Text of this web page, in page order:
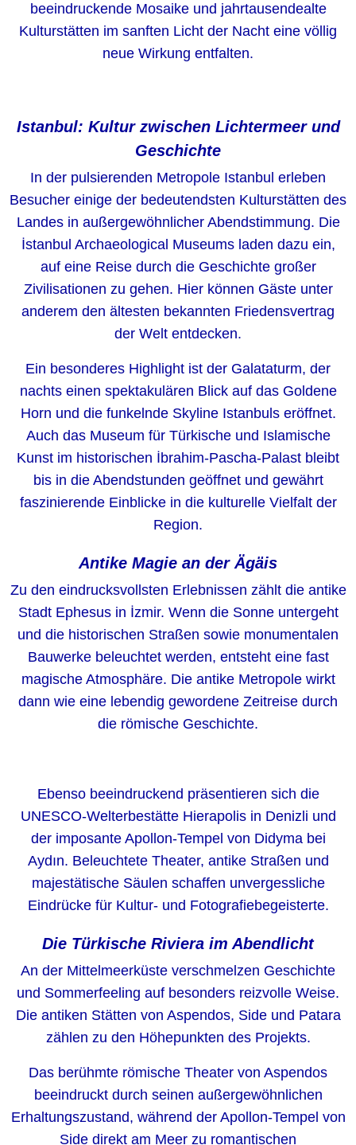
beeindruckende Mosaike und jahrtausendealte
Kulturstätten im sanften Licht der Nacht eine völlig
neue Wirkung entfalten.
Istanbul: Kultur zwischen Lichtermeer und
Geschichte
In der pulsierenden Metropole Istanbul erleben
Besucher einige der bedeutendsten Kulturstätten des
Landes in außergewöhnlicher Abendstimmung. Die
İstanbul Archaeological Museums laden dazu ein,
auf eine Reise durch die Geschichte großer
Zivilisationen zu gehen. Hier können Gäste unter
anderem den ältesten bekannten Friedensvertrag
der Welt entdecken.
Ein besonderes Highlight ist der Galataturm, der
nachts einen spektakulären Blick auf das Goldene
Horn und die funkelnde Skyline Istanbuls eröffnet.
Auch das Museum für Türkische und Islamische
Kunst im historischen İbrahim-Pascha-Palast bleibt
bis in die Abendstunden geöffnet und gewährt
faszinierende Einblicke in die kulturelle Vielfalt der
Region.
Antike Magie an der Ägäis
Zu den eindrucksvollsten Erlebnissen zählt die antike
Stadt Ephesus in İzmir. Wenn die Sonne untergeht
und die historischen Straßen sowie monumentalen
Bauwerke beleuchtet werden, entsteht eine fast
magische Atmosphäre. Die antike Metropole wirkt
dann wie eine lebendig gewordene Zeitreise durch
die römische Geschichte.
Ebenso beeindruckend präsentieren sich die
UNESCO-Welterbestätte Hierapolis in Denizli und
der imposante Apollon-Tempel von Didyma bei
Aydın. Beleuchtete Theater, antike Straßen und
majestätische Säulen schaffen unvergessliche
Eindrücke für Kultur- und Fotografiebegeisterte.
Die Türkische Riviera im Abendlicht
An der Mittelmeerküste verschmelzen Geschichte
und Sommerfeeling auf besonders reizvolle Weise.
Die antiken Stätten von Aspendos, Side und Patara
zählen zu den Höhepunkten des Projekts.
Das berühmte römische Theater von Aspendos
beeindruckt durch seinen außergewöhnlichen
Erhaltungszustand, während der Apollon-Tempel von
Side direkt am Meer zu romantischen